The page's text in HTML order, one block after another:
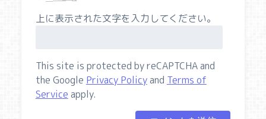
上に表示された文字を入力してください。
This site is protected by reCAPTCHA and
the Google Privacy Policyand Terms of
Service apply.